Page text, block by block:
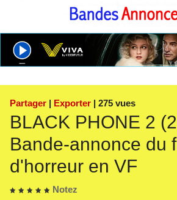
Partager | Exporter | 275 vues
BLACK PHONE 2
Bande-annonce du
d'horreur en VF
Notez